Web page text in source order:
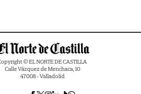
© EL NORTE DE CASTILLA
Calle Vázquez de Menchaca, 10
47008 - Valladolid